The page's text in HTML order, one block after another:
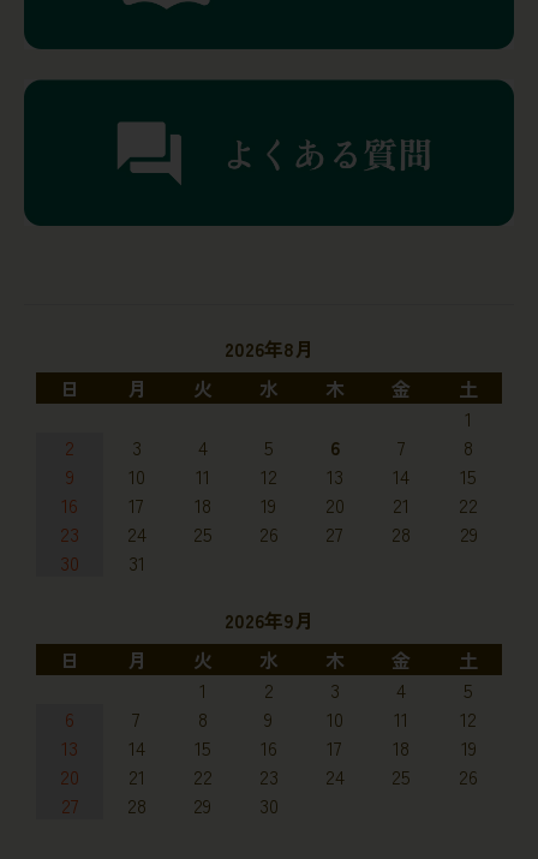
2026年8月
日
月 火 水 木 金
土
1
2
3 4 5 6 7
8
9
10 11 12 13 14
15
16
17 18 19 20 21
22
23
24 25 26 27 28
29
30
31
2026年9月
日
月 火 水 木 金
土
1
2 3 4
5
6
7 8 9 10 11
12
13
14 15 16 17 18
19
20
21 22 23 24 25
26
27
28 29 30